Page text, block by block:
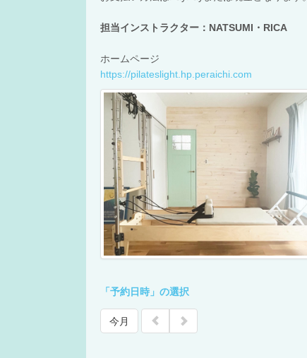
担当インストラクター：NATSUMI・RICA
ホームページ
https://pilateslight.hp.peraichi.com
「予約日時」の選択
今月